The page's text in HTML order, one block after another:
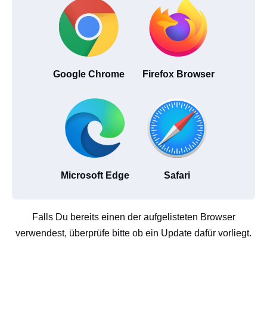
Google Chrome Firefox Browser
Microsoft Edge Safari
Falls Du bereits einen der aufgelisteten Browser
verwendest, überprüfe bitte ob ein Update dafür vorliegt.